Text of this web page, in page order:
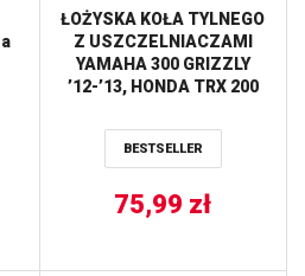
ŁOŻYSKA KOŁA TYLNEGO
Z USZCZELNIACZAMI
YAMAHA 300 GRIZZLY
’12-’13, HONDA TRX 200
BESTSELLER
75,99 zł